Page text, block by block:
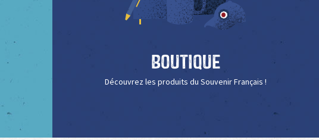
Boutique
Découvrez les produits du Souvenir Français !